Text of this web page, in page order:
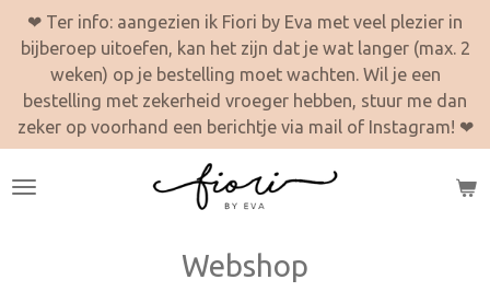
Ga
direct
de
hoofdinhoud
❤ Ter info: aangezien ik Fiori by Eva met veel plezier in
bijberoep uitoefen, kan het zijn dat je wat langer (max. 2
weken) op je bestelling moet wachten. Wil je een
bestelling met zekerheid vroeger hebben, stuur me dan
zeker op voorhand een berichtje via mail of Instagram! ❤
Webshop